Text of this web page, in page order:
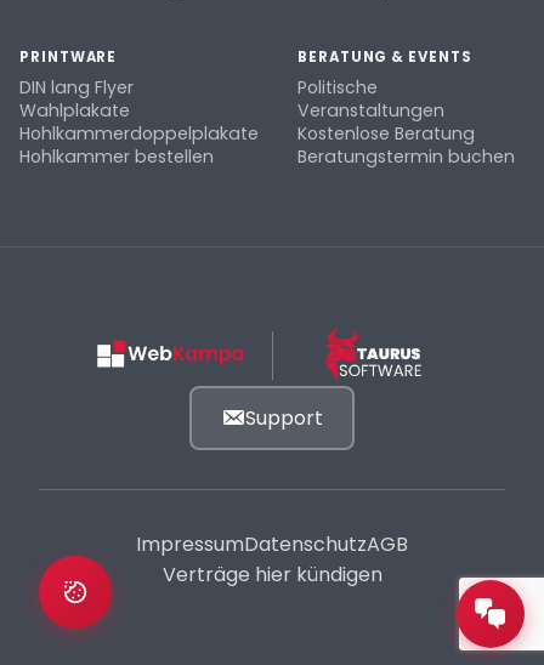
PRINTWARE
DIN lang Flyer
Wahlplakate
Hohlkammerdoppelplakate
Hohlkammer bestellen
BERATUNG & EVENTS
Politische
Veranstaltungen
Kostenlose Beratung
Beratungstermin buchen
Support
ImpressumDatenschutzAGB
Verträge hier kündigen